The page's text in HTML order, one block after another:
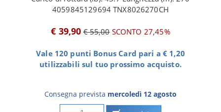
4059845129694 TNX8026270CH
€ 39,90 € 55,00SCONTO 27,45%
Vale 120 punti Bonus Card pari a € 1,20
utilizzabili sul tuo prossimo acquisto.
Consegna prevista mercoledì 12 agosto